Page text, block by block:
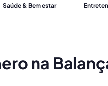
Saúde & Bem estar
na